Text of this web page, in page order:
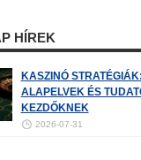
HÍREK
KASZINÓ
ALAPELVEK ÉS
KEZDŐKNEK
2026-07-31